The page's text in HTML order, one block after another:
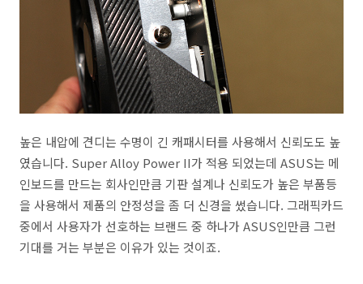
높은 내압에 견디는 수명이 긴 캐패시터를 사용해서 신뢰도도 높
였습니다. Super Alloy Power II가 적용 되었는데 ASUS는 메
인보드를 만드는 회사인만큼 기판 설계나 신뢰도가 높은 부품등
을 사용해서 제품의 안정성을 좀 더 신경을 썼습니다. 그래픽카드
중에서 사용자가 선호하는 브랜드 중 하나가 ASUS인만큼 그런
기대를 거는 부분은 이유가 있는 것이죠.